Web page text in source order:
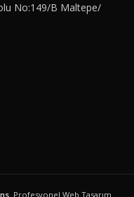
No:149/B Maltepe/
. Profesyonel Web Tasarım